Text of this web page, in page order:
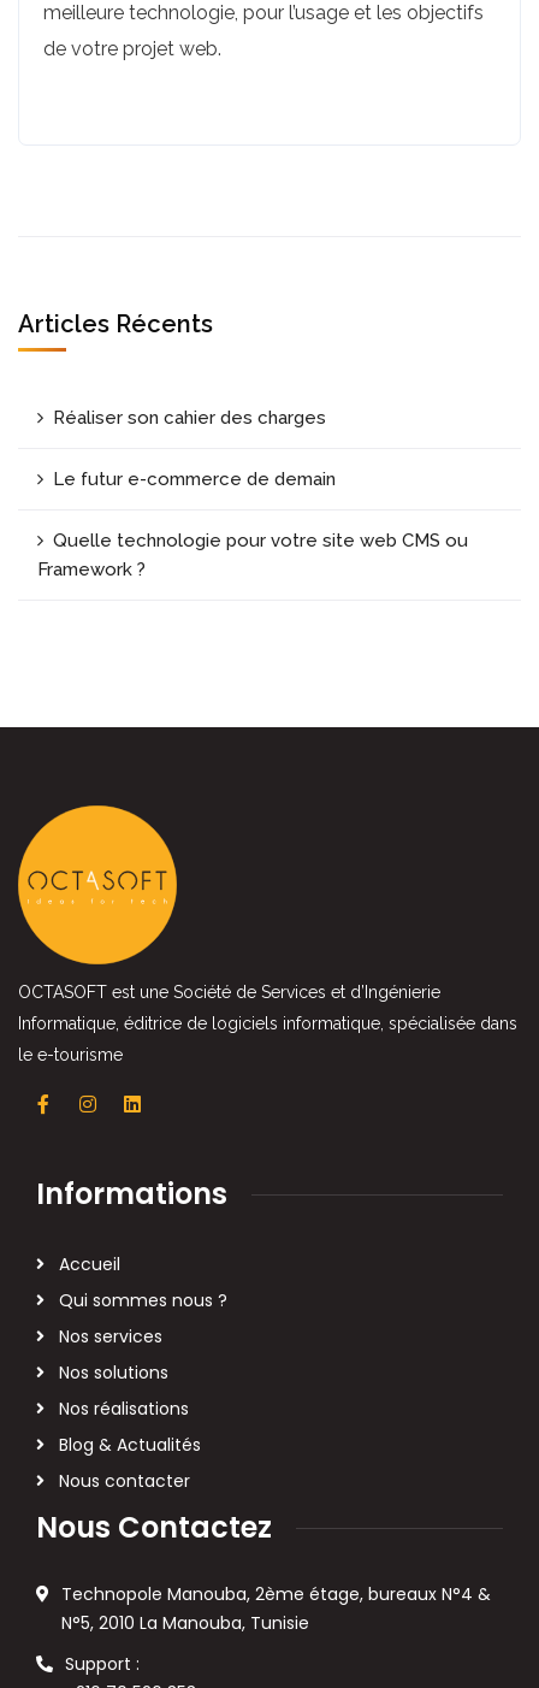
meilleure technologie, pour l’usage et les objectifs
de votre projet web.
Articles Récents
Réaliser son cahier des charges
Le futur e-commerce de demain
Quelle technologie pour votre site web CMS ou
Framework ?
OCTASOFT est une Société de Services et d’Ingénierie
Informatique, éditrice de logiciels informatique, spécialisée dans
le e-tourisme
Informations
Accueil
Qui sommes nous ?
Nos services
Nos solutions
Nos réalisations
Blog & Actualités
Nous contacter
Nous Contactez
Technopole Manouba, 2ème étage, bureaux N°4 &
N°5, 2010 La Manouba, Tunisie
Support :